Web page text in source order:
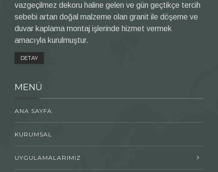
vazgeçilmez dekoru haline gelen ve gün geçtikçe tercih
sebebi artan doğal malzeme olan granit ile döşeme ve
duvar kaplama montaj işlerinde hizmet vermek
amacıyla kurulmuştur.
DETAY
MENÜ
ANA SAYFA
KURUMSAL
UYGULAMALARIMIZ